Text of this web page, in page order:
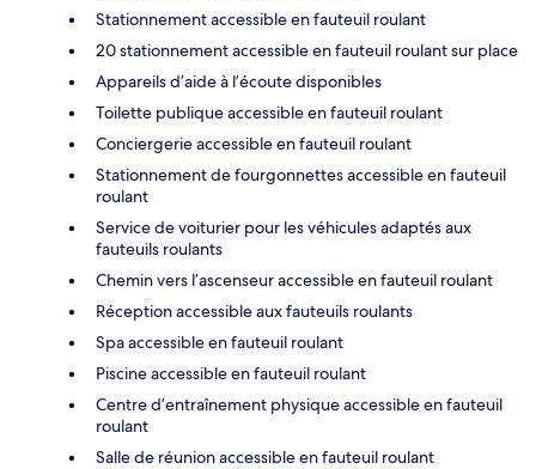
Stationnement accessible en fauteuil roulant
20 stationnement accessible en fauteuil roulant sur place
Appareils d’aide à l’écoute disponibles
Toilette publique accessible en fauteuil roulant
Conciergerie accessible en fauteuil roulant
Stationnement de fourgonnettes accessible en fauteuil
roulant
Service de voiturier pour les véhicules adaptés aux
fauteuils roulants
Chemin vers l’ascenseur accessible en fauteuil roulant
Réception accessible aux fauteuils roulants
Spa accessible en fauteuil roulant
Piscine accessible en fauteuil roulant
Centre d’entraînement physique accessible en fauteuil
roulant
Salle de réunion accessible en fauteuil roulant